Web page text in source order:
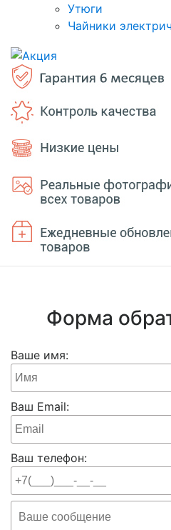
Утюги
Чайники
Форма
Ваше имя:
Ваш Email:
Ваш телефон: